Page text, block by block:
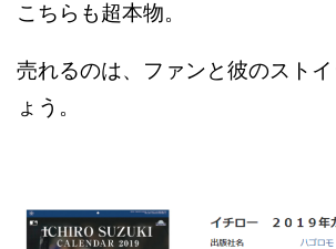
こちらも超本物。
売れるのは、ファンと彼のスト
ょう。